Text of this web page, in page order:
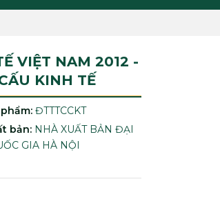
VIỆT NAM 2012 -
KINH TẾ
ĐTTTCCKT
bản: NHÀ XUẤT BẢN ĐẠI
GIA HÀ NỘI